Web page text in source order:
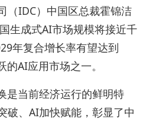
（IDC）中国区总裁霍锦洁
生成式AI市场规模将接近千
年复合增长率有望达到
AI应用市场之一。
是当前经济运行的鲜明特
破、AI加快赋能，彰显了中